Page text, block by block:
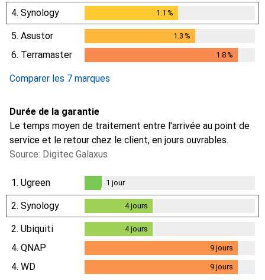
4. Synology 1.1 %
5. Asustor 1.3 %
6. Terramaster 1.8%
Comparer les 7 marques
Durée de la garantie
Le temps moyen de traitement entre l'arrivée au point de
service et le retour chez le client, en jours ouvrables.
Source: Digitec Galaxus
1. Ugreen
1jour
1 jour
2. Synology 4jours
2. Ubiquiti 4jours
4. QNAP 9 jours
9jours
4. WD 9 jours